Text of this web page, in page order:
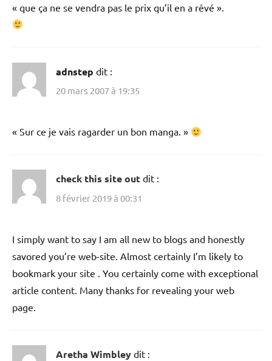
« que ça ne se vendra pas le prix qu’il en a rêvé ».
adnstep dit :
20 mars 2007 à 19:35
« Sur ce je vais ragarder un bon manga. »
check this site out dit :
8 février 2019 à 00:31
I simply want to say I am all new to blogs and honestly
savored you’re web-site. Almost certainly I’m likely to
bookmark your site . You certainly come with exceptional
article content. Many thanks for revealing your web
page.
Aretha Wimbley dit :